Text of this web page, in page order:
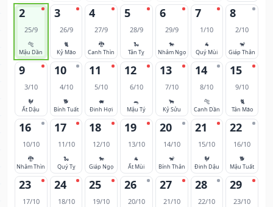
2
25/9
🐅
Mậu Dần
3
26/9
🐈
Kỷ Mão
4
27/9
🐉
Canh Thìn
5
28/9
🐍
Tân Tỵ
6
29/9
🐎
Nhâm Ngọ
7
1/10
🐐
Quý Mùi
8
2/10
🐒
Giáp Thân
9
3/10
🐓
Ất Dậu
10
4/10
🐕
Bính Tuất
11
5/10
🐖
Đinh Hợi
12
6/10
🐀
Mậu Tý
13
7/10
🐂
Kỷ Sửu
14
8/10
🐅
Canh Dần
15
9/10
🐈
Tân Mão
16
10/10
🐉
Nhâm Thìn
17
11/10
🐍
Quý Tỵ
18
12/10
🐎
Giáp Ngọ
19
13/10
🐐
Ất Mùi
20
14/10
🐒
Bính Thân
21
15/10
🐓
Đinh Dậu
22
16/10
🐕
Mậu Tuất
23
17/10
24
18/10
25
19/10
26
20/10
27
21/10
28
22/10
29
23/10